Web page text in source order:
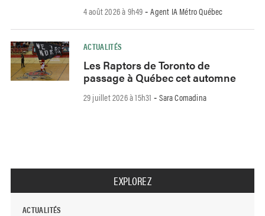
4 août 2026 à 9h49 -Agent IA Métro Québec
ACTUALITÉS
Les Raptors de Toronto de
passage à Québec cet automne
29 juillet 2026 à 15h31 -Sara Comadina
EXPLOREZ
ACTUALITÉS